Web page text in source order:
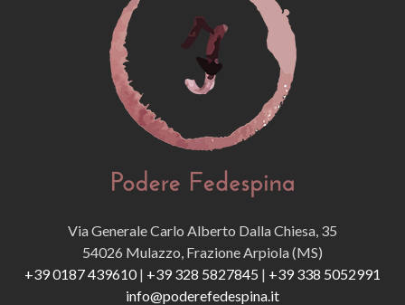
Via Generale Carlo Alberto Dalla Chiesa, 35
54026 Mulazzo, Frazione Arpiola (MS)
+39 0187 439610| +39 328 5827845 | +39 338 5052991
info@poderefedespina.it